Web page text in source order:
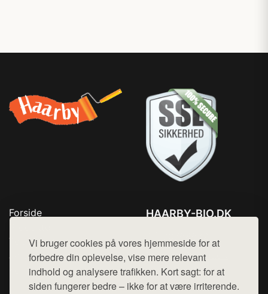
Vi bruger cookies på vores hjemmeside for at
forbedre din oplevelse, vise mere relevant
indhold og analysere trafikken. Kort sagt: for at
siden fungerer bedre – ikke for at være irriterende.
Forside
Top Rabatter
Jotun maling
Kontakt
HAARBY-BIO.DK
Mail: hej@want.dk
Cookie- og privatlivspolitik